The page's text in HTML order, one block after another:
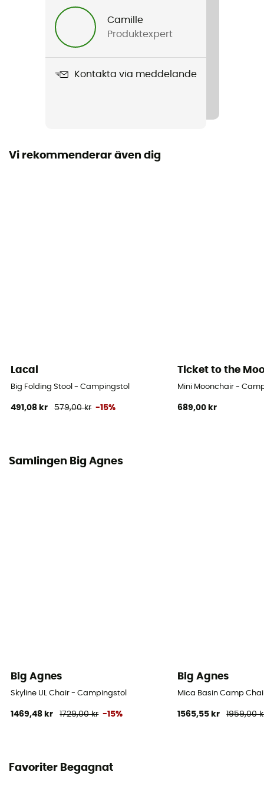
Produktnamn
Camille
Produktexpert
Kontakta via meddelande
Vi rekommenderar även dig
Lacal
Big Folding Stool - Campingstol
491,08 kr 579,00 kr -15%
Ticket to the
Mini Moonchair -
689,00 kr
Samlingen Big Agnes
Big Agnes
Skyline UL Chair - Campingstol
1469,48 kr 1729,00 kr -15%
Big Agnes
Mica Basin Camp
1565,55 kr 1959,00
Favoriter Begagnat